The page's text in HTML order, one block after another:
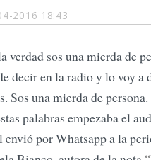
2016 18:43
verdad sos una mierda de
decir en la radio y lo voy a
Sos una mierda de
palabras empezaba el
por Whatsapp a la